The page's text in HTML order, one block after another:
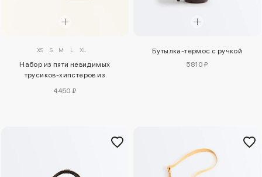
XS S M L XL
Набор из пяти невидимых
трусиков-хипстеров из
4450 ₽
Бутылка-термос с ручкой
5810 ₽